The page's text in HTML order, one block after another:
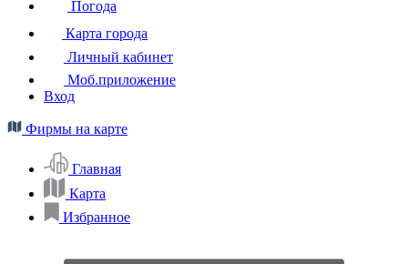
Погода
Карта города
Личный кабинет
Моб.приложение
Вход
Фирмы на карте
Главная
Карта
Избранное